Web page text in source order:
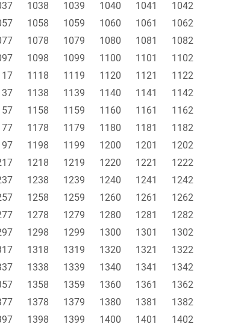
1038 1039 1040 1041
1042
1058 1059 1060 1061
1062
1078 1079 1080 1081
1082
1098 1099 1100 1101
1102
1118 1119 1120 1121
1122
1138 1139 1140 1141
1142
1158 1159 1160 1161
1162
1178 1179 1180 1181
1182
1198 1199 1200 1201
1202
1218 1219 1220 1221
1222
1238 1239 1240 1241
1242
1258 1259 1260 1261
1262
1278 1279 1280 1281
1282
1298 1299 1300 1301
1302
1318 1319 1320 1321
1322
1338 1339 1340 1341
1342
1358 1359 1360 1361
1362
1378 1379 1380 1381
1382
1398 1399 1400 1401
1402